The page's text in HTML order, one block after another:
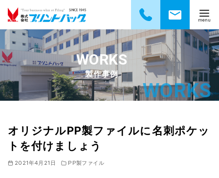
ン
テ
ツ
へ
製作事例
オリジナルPP製ファイルに名刺ポケッ
トを付けましょう
2021年4月21日 PP製ファイル